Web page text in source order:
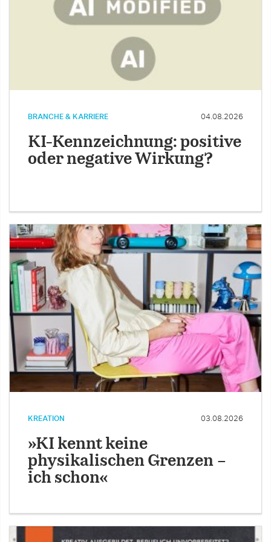
BRANCHE & KARRIERE 04.08.2026
KI-Kennzeichnung: positive
oder negative Wirkung?
KREATION 03.08.2026
»KI kennt keine
physikalischen Grenzen –
ich schon«